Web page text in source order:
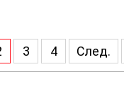
3 4 След.